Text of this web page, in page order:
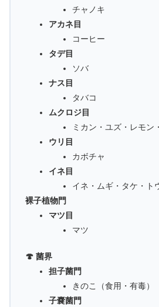
チャノキ
アカネ目
コーヒー
タデ目
ソバ
ナス目
タバコ
ムクロジ目
ミカン・ユズ・レモン
ウリ目
カボチャ
イネ目
イネ・ムギ・タケ・ト
裸子植物門
マツ目
マツ
🍄 菌界
担子菌門
きのこ（食用・有毒）
子嚢菌門